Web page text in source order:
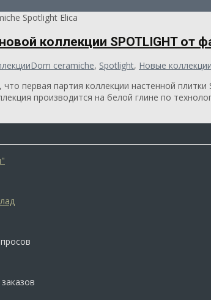
коллекции SPOTLIGHT от
Dom ceramiche, Spotlight, Новые коллекции
первая партия коллекции настенной
производится на белой глине по